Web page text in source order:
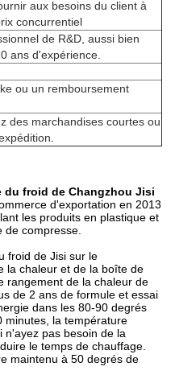
aux besoins du client à
concurrentiel
de R&D, aussi bien
ans d'expérience.
ou un remboursement
des marchandises courtes ou
du froid de Changzhou Jisi
d'exportation en 2013
les produits en plastique et
de compresse.
froid de Jisi sur le
la chaleur et de la boîte de
rangement de la chaleur de
de 2 ans de formule et essai
dans les 80-90 degrés
minutes, la température
n'ayez pas besoin de la
le temps de chauffage.
maintenu à 50 degrés de